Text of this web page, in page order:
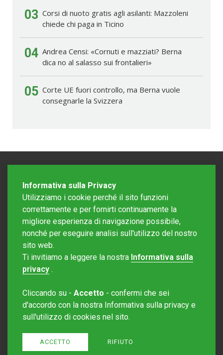
03 Corsi di nuoto gratis agli asilanti: Mazzoleni
chiede chi paga in Ticino
04 Andrea Censi: «Cornuti e mazziati? Berna
dica no al salasso sui frontalieri»
05 Corte UE fuori controllo, ma Berna vuole
consegnarle la Svizzera
Editore Rotostampa SA
Sito creato daRedesign
Informativa sulla Privacy
Utilizziamo i cookie perché il sito funzioni
correttamente e per fornirti continuamente la
migliore esperienza di navigazione possibile,
nonché per eseguire analisi sull'utilizzo del nostro
sito web.
Ti invitiamo a leggere la nostra Informativa sulla
privacy .
Cliccando su - Accetto - confermi che sei
d'accordo con la nostra Informativa sulla privacy e
sull'utilizzo di cookies nel sito.
ACCETTO RIFIUTO